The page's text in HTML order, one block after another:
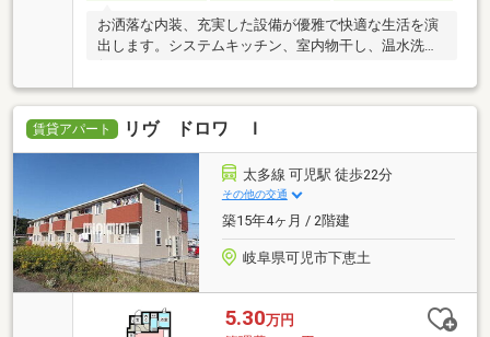
お洒落な内装、充実した設備が優雅で快適な生活を演
出します。システムキッチン、室内物干し、温水洗浄
賃貸アパート リヴ ドロワ Ｉ
太多線 可児駅 徒歩22分
その他の交通
築15年4ヶ月 / 2階建
岐阜県可児市下恵土
5.30万円